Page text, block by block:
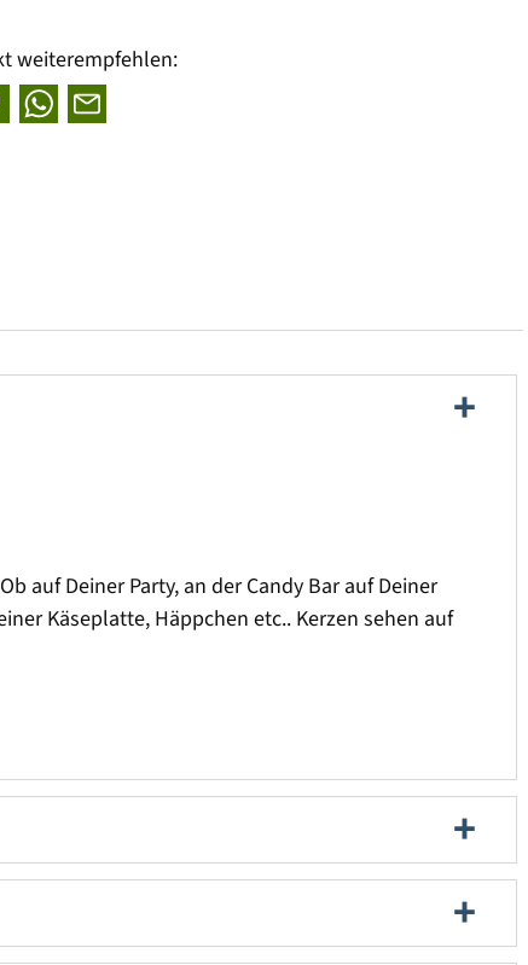
weiterempfehlen:
auf Deiner Party, an der Candy Bar auf Deiner
Käseplatte, Häppchen etc.. Kerzen sehen auf